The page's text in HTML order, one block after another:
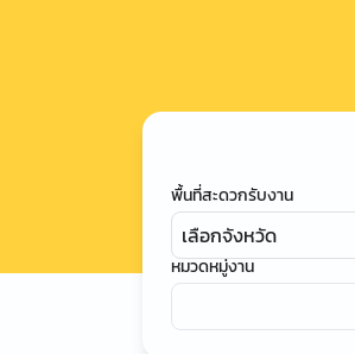
พื้นที่สะดวกรับงาน
เลือกจังหวัด
หมวดหมู่งาน